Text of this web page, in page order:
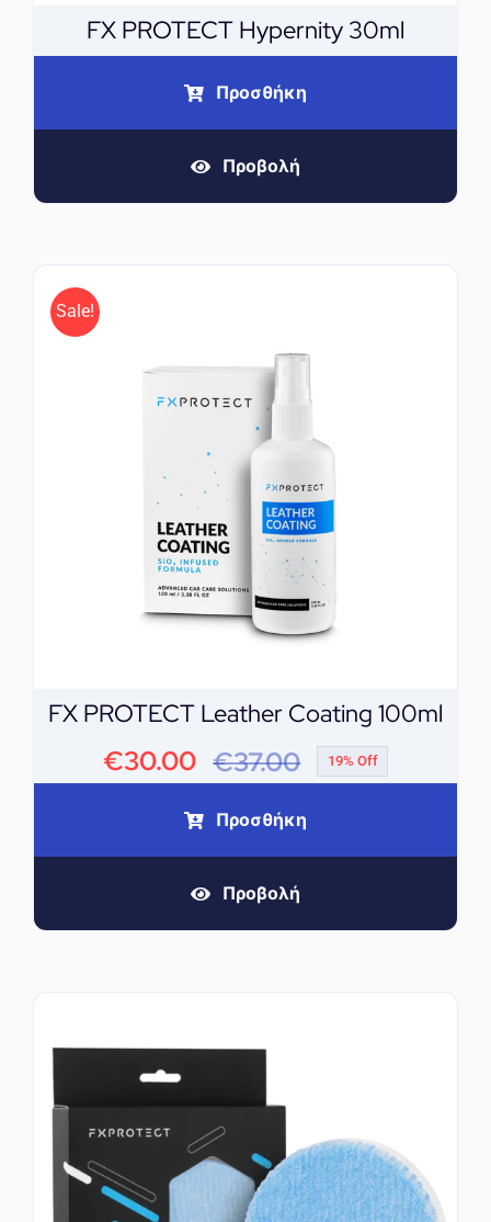
FX PROTECT Hypernity 30ml
Προσθήκη
Προβολή
Sale!
FX PROTECT Leather Coating 100ml
€37.00
Original
price
€37.00.
€30.00
Η
τρέχουσα
είναι:
19% Off
Προσθήκη
Προβολή